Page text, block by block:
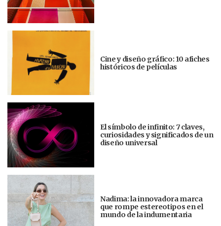
Cine y diseño gráfico: 10 afiches
históricos de películas
El símbolo de infinito: 7 claves,
curiosidades y significados de un
diseño universal
Nadima: la innovadora marca
que rompe estereotipos en el
mundo de la indumentaria